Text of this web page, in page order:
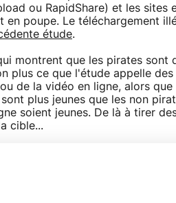
ou RapidShare) et les sites
poupe. Le téléchargement
étude.
montrent que les pirates sont
plus ce que l'étude appelle
de la vidéo en ligne, alors que
plus jeunes que les non
soient jeunes. De là à tirer
cible...